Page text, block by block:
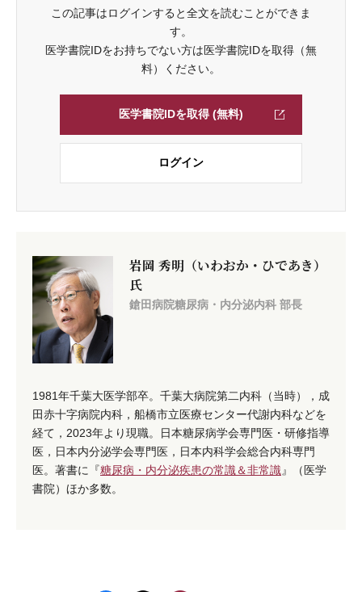
この記事はログインすると全文を読むことができま
す。
医学書院IDをお持ちでない方は医学書院IDを取得（無
料）ください。
医学書院IDを取得 (無料)
ログイン
岩岡 秀明（いわおか・ひであき）
氏
鎗田病院糖尿病・内分泌内科 部長
1981年千葉大医学部卒。千葉大病院第二内科（当時），成
田赤十字病院内科，船橋市立医療センター代謝内科などを
経て，2023年より現職。日本糖尿病学会専門医・研修指導
医，日本内分泌学会専門医，日本内科学会総合内科専門
医。著書に『糖尿病・内分泌疾患の常識＆非常識』（医学
書院）ほか多数。